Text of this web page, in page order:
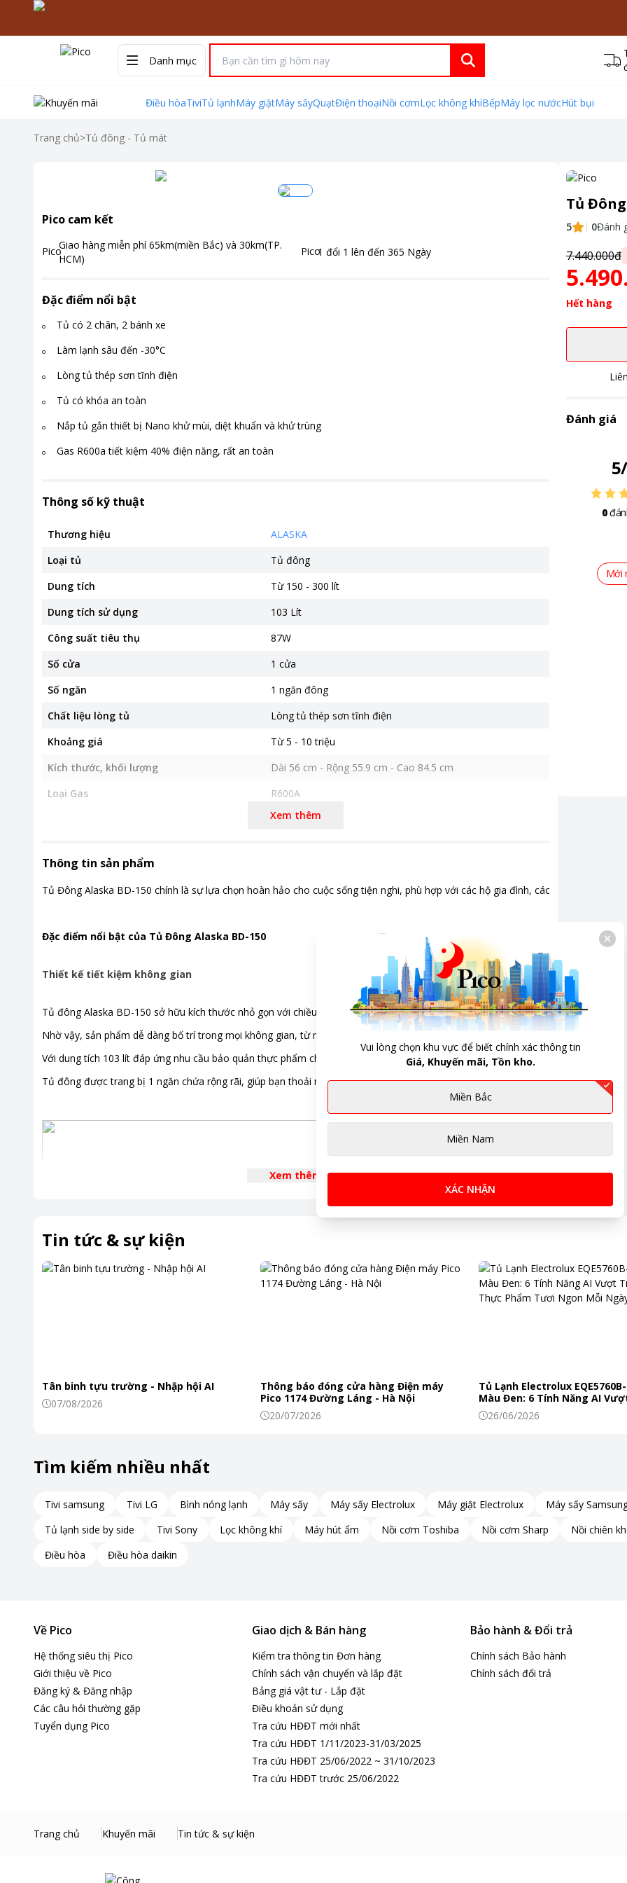
Danh mục
Điều hòaTiviTủ lạnhMáy giặtMáy sấyQuạtĐiện thoạiNồi cơmLọc không khíBếpMáy lọc nướcHút bụi
Trang chủ>Tủ đông - Tủ mát
Pico cam kết
Giao hàng miễn phí 65km(miền Bắc) và 30km(TP.
HCM)
1 đổi 1 lên đến365 Ngày
Đặc điểm nổi bật
Tủ có 2 chân, 2 bánh xe
Làm lạnh sâu đến -30°C
Lòng tủ thép sơn tĩnh điện
Tủ có khóa an toàn
Nắp tủ gắn thiết bị Nano khử mùi, diệt khuẩn và khử trùng
Gas R600a tiết kiệm 40% điện năng, rất an toàn
Thông số kỹ thuật
Thương hiệu
ALASKA
Loại tủ
Tủ đông
Dung tích
Từ 150 - 300 lít
Dung tích sử dụng
103 Lít
Công suất tiêu thụ
87W
Số cửa
1 cửa
Số ngăn
1 ngăn đông
Chất liệu lòng tủ
Lòng tủ thép sơn tĩnh điện
Khoảng giá
Từ 5 - 10 triệu
Kích thước, khối lượng
Dài 56 cm - Rộng 55.9 cm - Cao 84.5 cm
Loại Gas
R600A
Trung Quốc
Tiện ích
Xem thêm
Thông tin sản phẩm
Tủ Đông Alaska BD-150 chính là sự lựa chọn hoàn hảo cho cuộc sống tiện nghi, phù hợp với các hộ gia đình, các cửa hàng và đại
Đặc điểm nổi bật của Tủ Đông Alaska BD-150
Thiết kế tiết kiệm không gian
Tủ đông Alaska BD-150 sở hữu kích thước nhỏ gọn với chiều dài 56 cm, rộng 55.9 cm và cao 84.5 cm.
Nhờ vậy, sản phẩm dễ dàng bố trí trong mọi không gian, từ những căn hộ chung cư nhỏ bé đến các cửa hàng, đại lý có diện tích
Với dung tích 103 lít đáp ứng nhu cầu bảo quản thực phẩm cho gia đình 3-4 người.
Tủ đông được trang bị 1 ngăn chứa rộng rãi, giúp bạn thoải mái lưu trữ các loại thực phẩm như thịt, cá, hải sản, rau củ quả,... một
Xem thêm
Tủ Đông
5 0Đánh
7.440.000đ
Hết hàng
Đánh giá
5/
0
Mới
Tin tức & sự kiện
Tân binh tựu trường - Nhập hội AI
07/08/2026
Thông báo đóng cửa hàng Điện máy
Pico 1174 Đường Láng - Hà Nội
20/07/2026
Tủ Lạnh Electrolux
Màu Đen: 6 Tính Năng AI
Khiến Thực Phẩm Tươi Ngon
26/06/2026
Tìm kiếm nhiều nhất
Tivi samsung Tivi LG Bình nóng lạnh Máy sấy Máy sấy Electrolux Máy giặt Electrolux Máy sấy
Tủ lạnh side by side
Tivi Sony Lọc không khí Máy hút ẩm Nồi cơm Toshiba Nồi cơm Sharp Nồi chiên
Điều hòa
Điều hòa daikin
Về Pico
Hệ thống siêu thị Pico
Giới thiệu về Pico
Đăng ký & Đăng nhập
Các câu hỏi thường gặp
Tuyển dụng Pico
Giao dịch & Bán hàng
Kiểm tra thông tin Đơn hàng
Chính sách vận chuyển và lắp đặt
Bảng giá vật tư - Lắp đặt
Điều khoản sử dụng
Tra cứu HĐĐT mới nhất
Tra cứu HĐĐT 1/11/2023-31/03/2025
Tra cứu HĐĐT 25/06/2022 ~ 31/10/2023
Tra cứu HĐĐT trước 25/06/2022
Bảo hành & Đổi trả
Chính sách Bảo hành
Chính sách đổi trả
Trang chủ Khuyến mãi Tin tức & sự kiện
Vui lòng chọn khu vực để biết chính xác thông tin
Giá, Khuyến mãi, Tồn kho.
Miền Bắc
Miền Nam
XÁC NHẬN